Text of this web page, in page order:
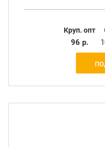
Круп. опт
96 р.